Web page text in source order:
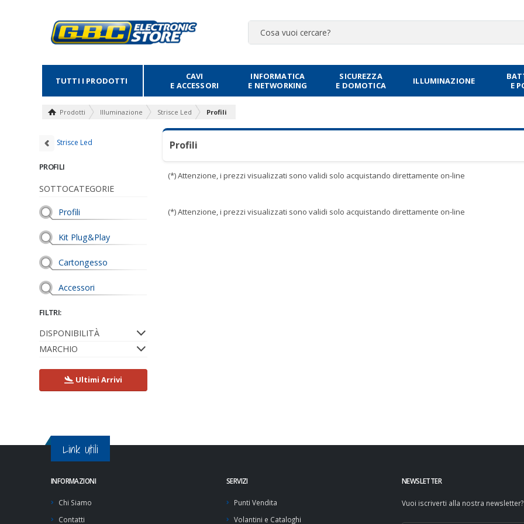
TUTTI I PRODOTTI
CAVI
E ACCESSORI
INFORMATICA
E NETWORKING
SICUREZZA
E DOMOTICA
ILLUMINAZIONE
E
Prodotti Illuminazione Strisce Led Profili
Strisce Led
PROFILI
SOTTOCATEGORIE
Profili
Kit Plug&Play
Cartongesso
Accessori
FILTRI:
DISPONIBILITÀ
MARCHIO
Ultimi Arrivi
Profili
(*) Attenzione, i prezzi visualizzati sono validi solo acquistando direttamente on-line
(*) Attenzione, i prezzi visualizzati sono validi solo acquistando direttamente on-line
Link Utili
INFORMAZIONI
Chi Siamo
Contatti
SERVIZI
Punti Vendita
Volantini e Cataloghi
NEWSLETTER
Vuoi iscriverti alla nostra newsletter?